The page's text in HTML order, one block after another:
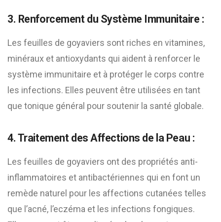
3. Renforcement du Système Immunitaire :
Les feuilles de goyaviers sont riches en vitamines,
minéraux et antioxydants qui aident à renforcer le
système immunitaire et à protéger le corps contre
les infections. Elles peuvent être utilisées en tant
que tonique général pour soutenir la santé globale.
4. Traitement des Affections de la Peau :
Les feuilles de goyaviers ont des propriétés anti-
inflammatoires et antibactériennes qui en font un
remède naturel pour les affections cutanées telles
que l’acné, l’eczéma et les infections fongiques.